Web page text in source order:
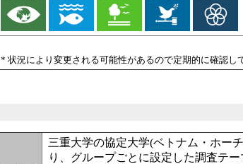
* 状況により変更される可能性があるので定期的に確認し
三重大学の協定大学(ベトナム・ホー
り、グループごとに設定した調査テ